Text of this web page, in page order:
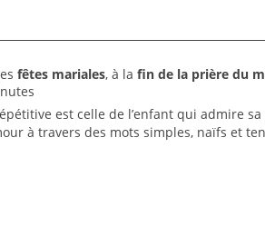
fêtes mariales, à la fin de la prière du
est celle de l’enfant qui admire
à travers des mots simples, naïfs et